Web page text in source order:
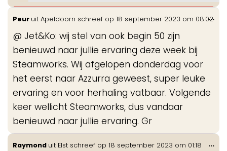
Peur uit Apeldoorn schreef op 18 september 2023 om 08:02
@ Jet&Ko: wij stel van ook begin 50 zijn
benieuwd naar jullie ervaring deze week bij
Steamworks. Wij afgelopen donderdag voor
het eerst naar Azzurra geweest, super leuke
ervaring en voor herhaling vatbaar. Volgende
keer wellicht Steamworks, dus vandaar
benieuwd naar jullie ervaring. Gr
...
Raymond uit Elst schreef op 18 september 2023 om 01:18 ...